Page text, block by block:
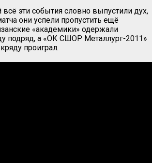
эти события словно выпустили дух,
они успели пропустить ещё
«академики» одержали
подряд, а «ОК СШОР Металлург-2011»
проиграл.